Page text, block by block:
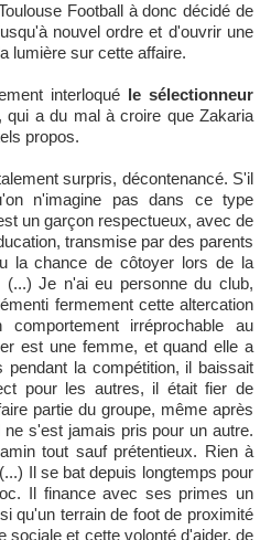
nouvel ordre et d'ouvrir une
lumière sur cette affaire.
interloqué le sélectionneur
, qui a du mal à croire que Zakaria
propos.
surpris, décontenancé. S'il
n'imagine pas dans ce type
un garçon respectueux, avec de
transmise par des parents
la chance de côtoyer lors de la
Je n'ai eu personne du club,
fermement cette altercation
irréprochable au
est une femme, et quand elle a
pendant la compétition, il baissait
pour les autres, il était fier de
partie du groupe, même après
s'est jamais pris pour un autre.
tout sauf prétentieux. Rien à
Il se bat depuis longtemps pour
Il finance avec ses primes un
qu'un terrain de foot de proximité
sociale et cette volonté d'aider, de